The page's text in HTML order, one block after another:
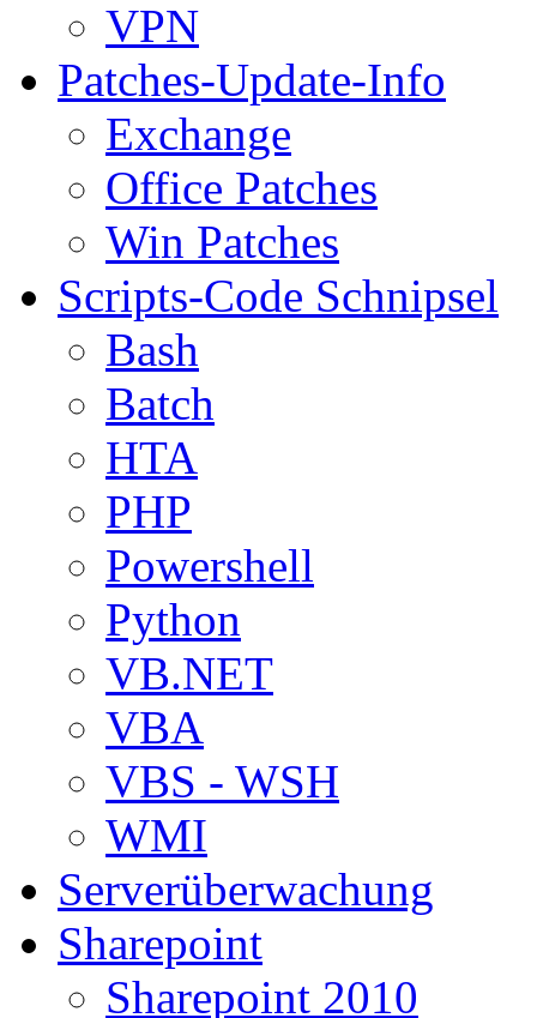
VPN
Patches-Update-Info
Exchange
Office Patches
Win Patches
Scripts-Code Schnipsel
Bash
Batch
HTA
PHP
Powershell
Python
VB.NET
VBA
VBS - WSH
WMI
Serverüberwachung
Sharepoint
Sharepoint 2010